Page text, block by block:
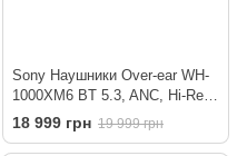
Sony Наушники Over-ear WH-
1000XM6 BT 5.3, ANC, Hi-Res,
AAC, LDAC, LC3, Wireless,
Mic, Синий
18 999 грн 19 999 грн